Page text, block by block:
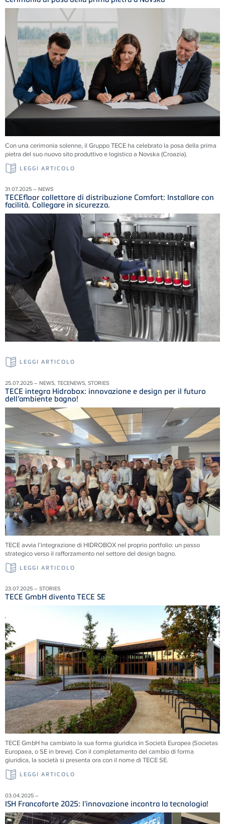
Con una cerimonia solenne, il Gruppo TECE ha celebrato la posa della prima
pietra del suo nuovo sito produttivo e logistico a Novska (Croazia).
LEGGI ARTICOLO
31.07.2025 – NEWS
TECEfloor collettore di distribuzione Comfort: Installare con
facilità. Collegare in sicurezza.
LEGGI ARTICOLO
25.07.2025 – NEWS, TECENEWS, STORIES
TECE integra Hidrobox: innovazione e design per il futuro
dell’ambiente bagno!
TECE avvia l’integrazione di HIDROBOX nel proprio portfolio: un passo
strategico verso il rafforzamento nel settore del design bagno.
LEGGI ARTICOLO
23.07.2025 – STORIES
TECE GmbH diventa TECE SE
TECE GmbH ha cambiato la sua forma giuridica in Società Europea (Societas
Europaea, o SE in breve). Con il completamento del cambio di forma
giuridica, la società si presenta ora con il nome di TECE SE.
LEGGI ARTICOLO
03.04.2025 –
ISH Francoforte 2025: l'innovazione incontra la tecnologia!